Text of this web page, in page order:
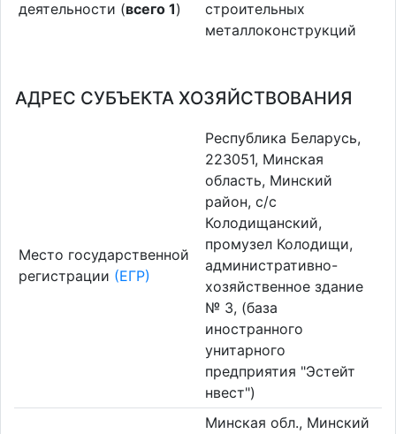
деятельности (всего 1)
строительных
металлоконструкций
АДРЕС СУБЪЕКТА ХОЗЯЙСТВОВАНИЯ
Место государственной
регистрации (ЕГР)
Республика Беларусь,
223051, Минская
область, Минский
район, с/с
Колодищанский,
промузел Колодищи,
административно-
хозяйственное здание
№ 3, (база
иностранного
унитарного
предприятия "Эстейт
нвест")
Минская обл., Минский